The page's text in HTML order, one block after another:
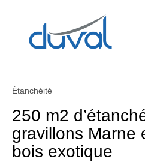
Étanchéité
250 m2
gravillons Marne
bois exotique